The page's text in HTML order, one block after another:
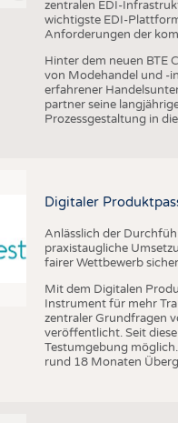
zentralen EDI-
wichtigste EDI-
Anforderungen der
Hinter dem neuen BTE
von Modehandel und -
erfahrener
partner seine
Prozessgestaltung in
Digitaler
Anlässlich der
praxistaugliche
fairer Wettbewerb
Mit dem Digitalen
Instrument für mehr
zentraler Grundfragen
veröffentlicht. Seit
Testumgebung
rund 18 Monaten